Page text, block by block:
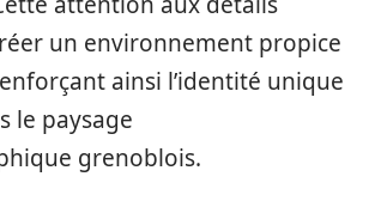
un environnement propice
ainsi l’identité unique
le paysage
grenoblois.